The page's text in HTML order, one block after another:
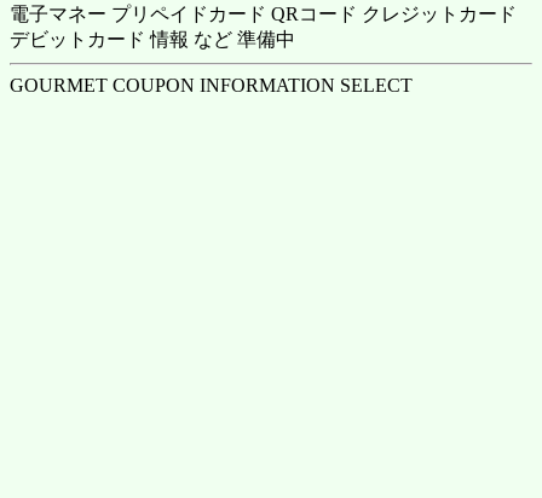
電子マネー プリペイドカード QRコード クレジットカード
デビットカード 情報 など 準備中
GOURMET COUPON INFORMATION SELECT